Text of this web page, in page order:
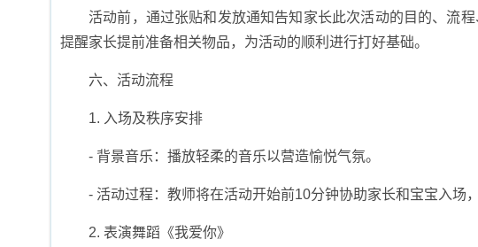
活动前，通过张贴和发放通知告知家长此次活动的目的、流
提醒家长提前准备相关物品，为活动的顺利进行打好基础。
六、活动流程
1. 入场及秩序安排
- 背景音乐：播放轻柔的音乐以营造愉悦气氛。
- 活动过程：教师将在活动开始前10分钟协助家长和宝宝入场
2. 表演舞蹈《我爱你》